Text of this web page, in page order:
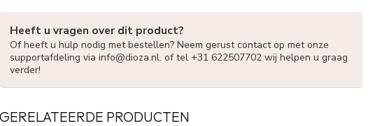
Heeft u vragen over dit product?
Of heeft u hulp nodig met bestellen? Neem gerust contact op met onze
supportafdeling via info@dioza.nl. of tel +31 622507702 wij helpen u graag
verder!
GERELATEERDE PRODUCTEN